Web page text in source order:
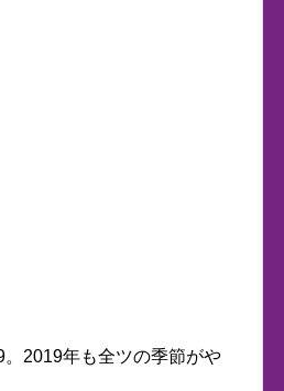
2019年も全ツの季節がや